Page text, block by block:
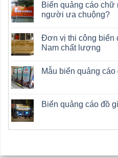
Biển quảng cáo chữ
người ưa chuộng?
Đơn vị thi công biển
Nam chất lượng
Mẫu biển quảng
Biển quảng cáo đồ